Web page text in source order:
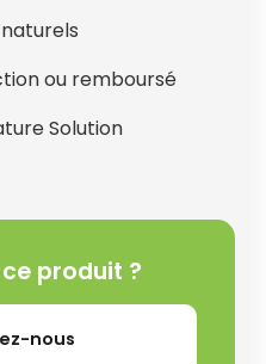
ou remboursé
Solution
produit ?
nous